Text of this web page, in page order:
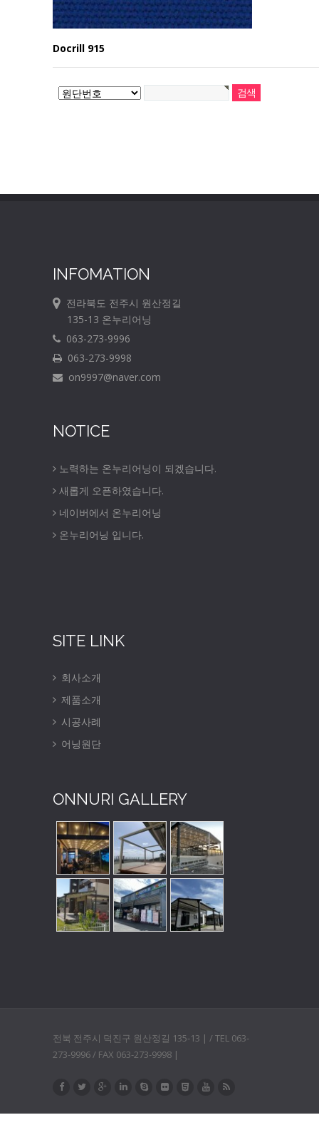
Docrill 915
INFOMATION
전라북도 전주시 원산정길
135-13 온누리어닝
063-273-9996
063-273-9998
on9997@naver.com
NOTICE
노력하는 온누리어닝이 되겠습니다.
새롭게 오픈하였습니다.
네이버에서 온누리어닝
온누리어닝 입니다.
SITE LINK
회사소개
제품소개
시공사례
어닝원단
ONNURI GALLERY
전북 전주시 덕진구 원산정길 135-13 | / TEL 063-
273-9996 / FAX 063-273-9998 |